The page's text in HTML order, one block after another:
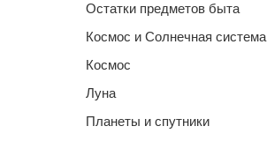
Остатки предметов быта
Космос и Солнечная система
Космос
Луна
Планеты и спутники